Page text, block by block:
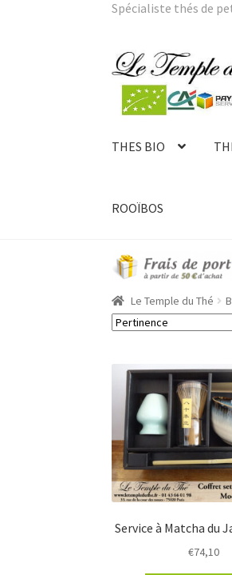
Spécialiste thés de
Aller
à
navigation
Aller
au
contenu
THES BIO
ROOÏBOS
Le Temple du Thé
Service à Matcha du
€74,10